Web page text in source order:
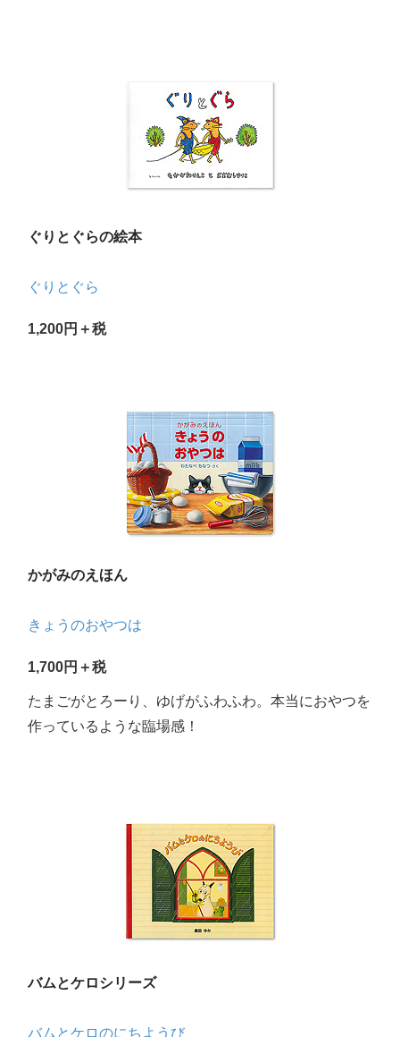
ぐりとぐらの絵本
ぐりとぐら
1,200円＋税
かがみのえほん
きょうのおやつは
1,700円＋税
たまごがとろーり、ゆげがふわふわ。本当におやつを
作っているような臨場感！
バムとケロシリーズ
バムとケロのにちようび